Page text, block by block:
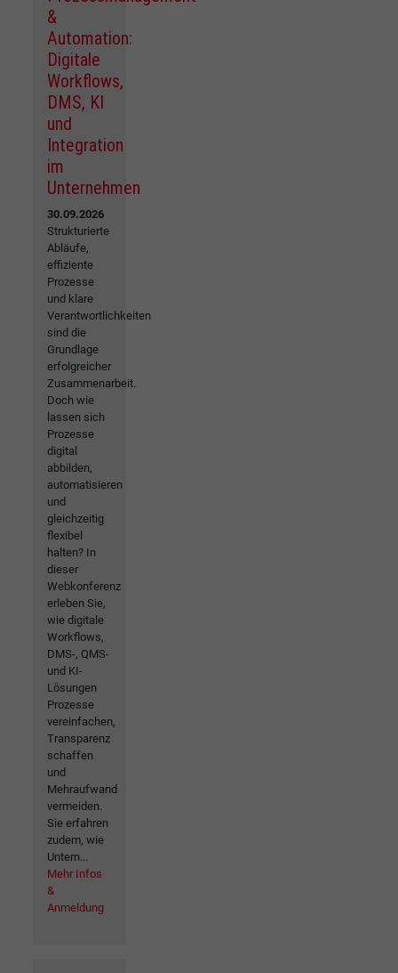
&
Automation:
Digitale
Workflows,
DMS, KI
und
Integration
im
Unternehmen
30.09.2026
Strukturierte
Abläufe,
effiziente
Prozesse
und klare
Verantwortlichkeiten
sind die
Grundlage
erfolgreicher
Zusammenarbeit.
Doch wie
lassen sich
Prozesse
digital
abbilden,
automatisieren
und
gleichzeitig
flexibel
halten? In
dieser
Webkonferenz
erleben Sie,
wie digitale
Workflows,
DMS-, QMS-
und KI-
Lösungen
Prozesse
vereinfachen,
Transparenz
schaffen
und
Mehraufwand
vermeiden.
Sie erfahren
zudem, wie
Untern...
Mehr Infos
&
Anmeldung